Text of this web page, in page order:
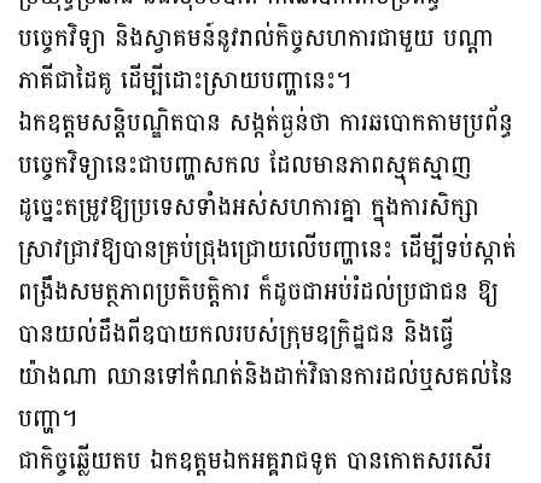
បច្ចេកវិទ្យា និងស្វាគមន៍នូវរាល់កិច្ចសហការជាមួយ បណ្តា
ភាគីជាដៃគូ ដើម្បីដោះស្រាយបញ្ហានេះ។
ឯកឧត្តមសន្តិបណ្ឌិតបាន សង្កត់ធ្ងន់ថា ការឆបោកតាមប្រព័ន្ធ
បច្ចេកវិទ្យានេះជាបញ្ហាសកល ដែលមានភាពស្មុគស្មាញ
ដូច្នេះតម្រូវឱ្យប្រទេសទាំងអស់សហការគ្នា ក្នុងការសិក្សា
ស្រាវជ្រាវឱ្យបានគ្រប់ជ្រុងជ្រោយលើបញ្ហានេះ ដើម្បីទប់ស្កាត់
ពង្រឹងសមត្ថភាពប្រតិបត្តិការ ក៏ដូចជាអប់រំដល់ប្រជាជន ឱ្យ
បានយល់ដឹងពីឧបាយកលរបស់ក្រុមឧក្រិដ្ឋជន និងធ្វើ
យ៉ាងណា ឈានទៅកំណត់និងដាក់វិធានការដល់ឬសគល់នៃ
បញ្ហា។
ជាកិច្ចឆ្លើយតប ឯកឧត្តមឯកអគ្គរាជទូត បានកោតសរសើរ